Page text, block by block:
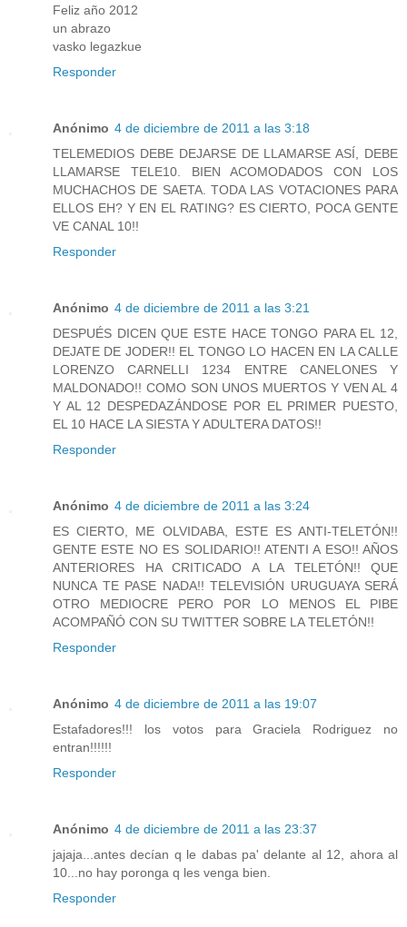
Feliz año 2012
un abrazo
vasko legazkue
Responder
Anónimo 4 de diciembre de 2011 a las 3:18
TELEMEDIOS DEBE DEJARSE DE LLAMARSE ASÍ, DEBE
LLAMARSE TELE10. BIEN ACOMODADOS CON LOS
MUCHACHOS DE SAETA. TODA LAS VOTACIONES PARA
ELLOS EH? Y EN EL RATING? ES CIERTO, POCA GENTE
VE CANAL 10!!
Responder
Anónimo 4 de diciembre de 2011 a las 3:21
DESPUÉS DICEN QUE ESTE HACE TONGO PARA EL 12,
DEJATE DE JODER!! EL TONGO LO HACEN EN LA CALLE
LORENZO CARNELLI 1234 ENTRE CANELONES Y
MALDONADO!! COMO SON UNOS MUERTOS Y VEN AL 4
Y AL 12 DESPEDAZÁNDOSE POR EL PRIMER PUESTO,
EL 10 HACE LA SIESTA Y ADULTERA DATOS!!
Responder
Anónimo 4 de diciembre de 2011 a las 3:24
ES CIERTO, ME OLVIDABA, ESTE ES ANTI-TELETÓN!!
GENTE ESTE NO ES SOLIDARIO!! ATENTI A ESO!! AÑOS
ANTERIORES HA CRITICADO A LA TELETÓN!! QUE
NUNCA TE PASE NADA!! TELEVISIÓN URUGUAYA SERÁ
OTRO MEDIOCRE PERO POR LO MENOS EL PIBE
ACOMPAÑÓ CON SU TWITTER SOBRE LA TELETÓN!!
Responder
Anónimo 4 de diciembre de 2011 a las 19:07
Estafadores!!! los votos para Graciela Rodriguez no
entran!!!!!!
Responder
Anónimo 4 de diciembre de 2011 a las 23:37
jajaja...antes decían q le dabas pa' delante al 12, ahora al
10...no hay poronga q les venga bien.
Responder